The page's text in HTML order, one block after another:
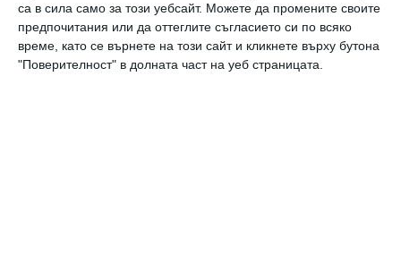
са в сила само за този уебсайт. Можете да промените своите
предпочитания или да оттеглите съгласието си по всяко
време, като се върнете на този сайт и кликнете върху бутона
"Поверителност" в долната част на уеб страницата.
бременнаантибиотициопасностирискове бебесъветиучени